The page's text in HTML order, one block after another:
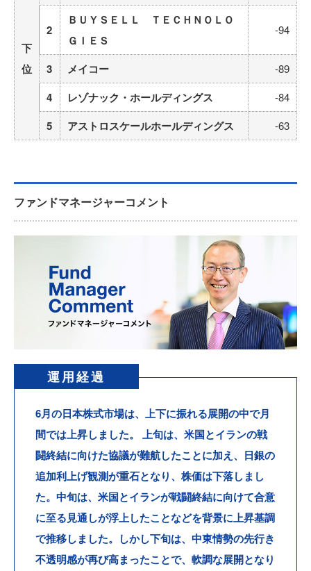
下
位
2
ＢＵＹＳＥＬＬ ＴＥＣＨＮＯＬＯ
ＧＩＥＳ
-94
3 メイコー -89
4 レゾナック・ホールディングス -84
5 アストロスケールホールディングス -63
ファンドマネージャーコメント
運用経過
6月の日本株式市場は、上下に振れる展開の中で月
間では上昇しました。 上旬は、米国とイランの戦
闘終結に向けた協議が難航したことに加え、日銀の
追加利上げ観測が重石となり、株価は下落しまし
た。中旬は、米国とイランが戦闘終結に向けて合意
に至る見通しが浮上したことなどを背景に上昇基調
で推移しました。しかし下旬は、中東情勢の先行き
不透明感が再び高まったことで、軟調な展開となり